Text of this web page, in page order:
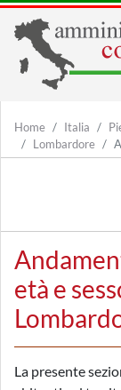
Home Italia
Lombardore
età e
La presente